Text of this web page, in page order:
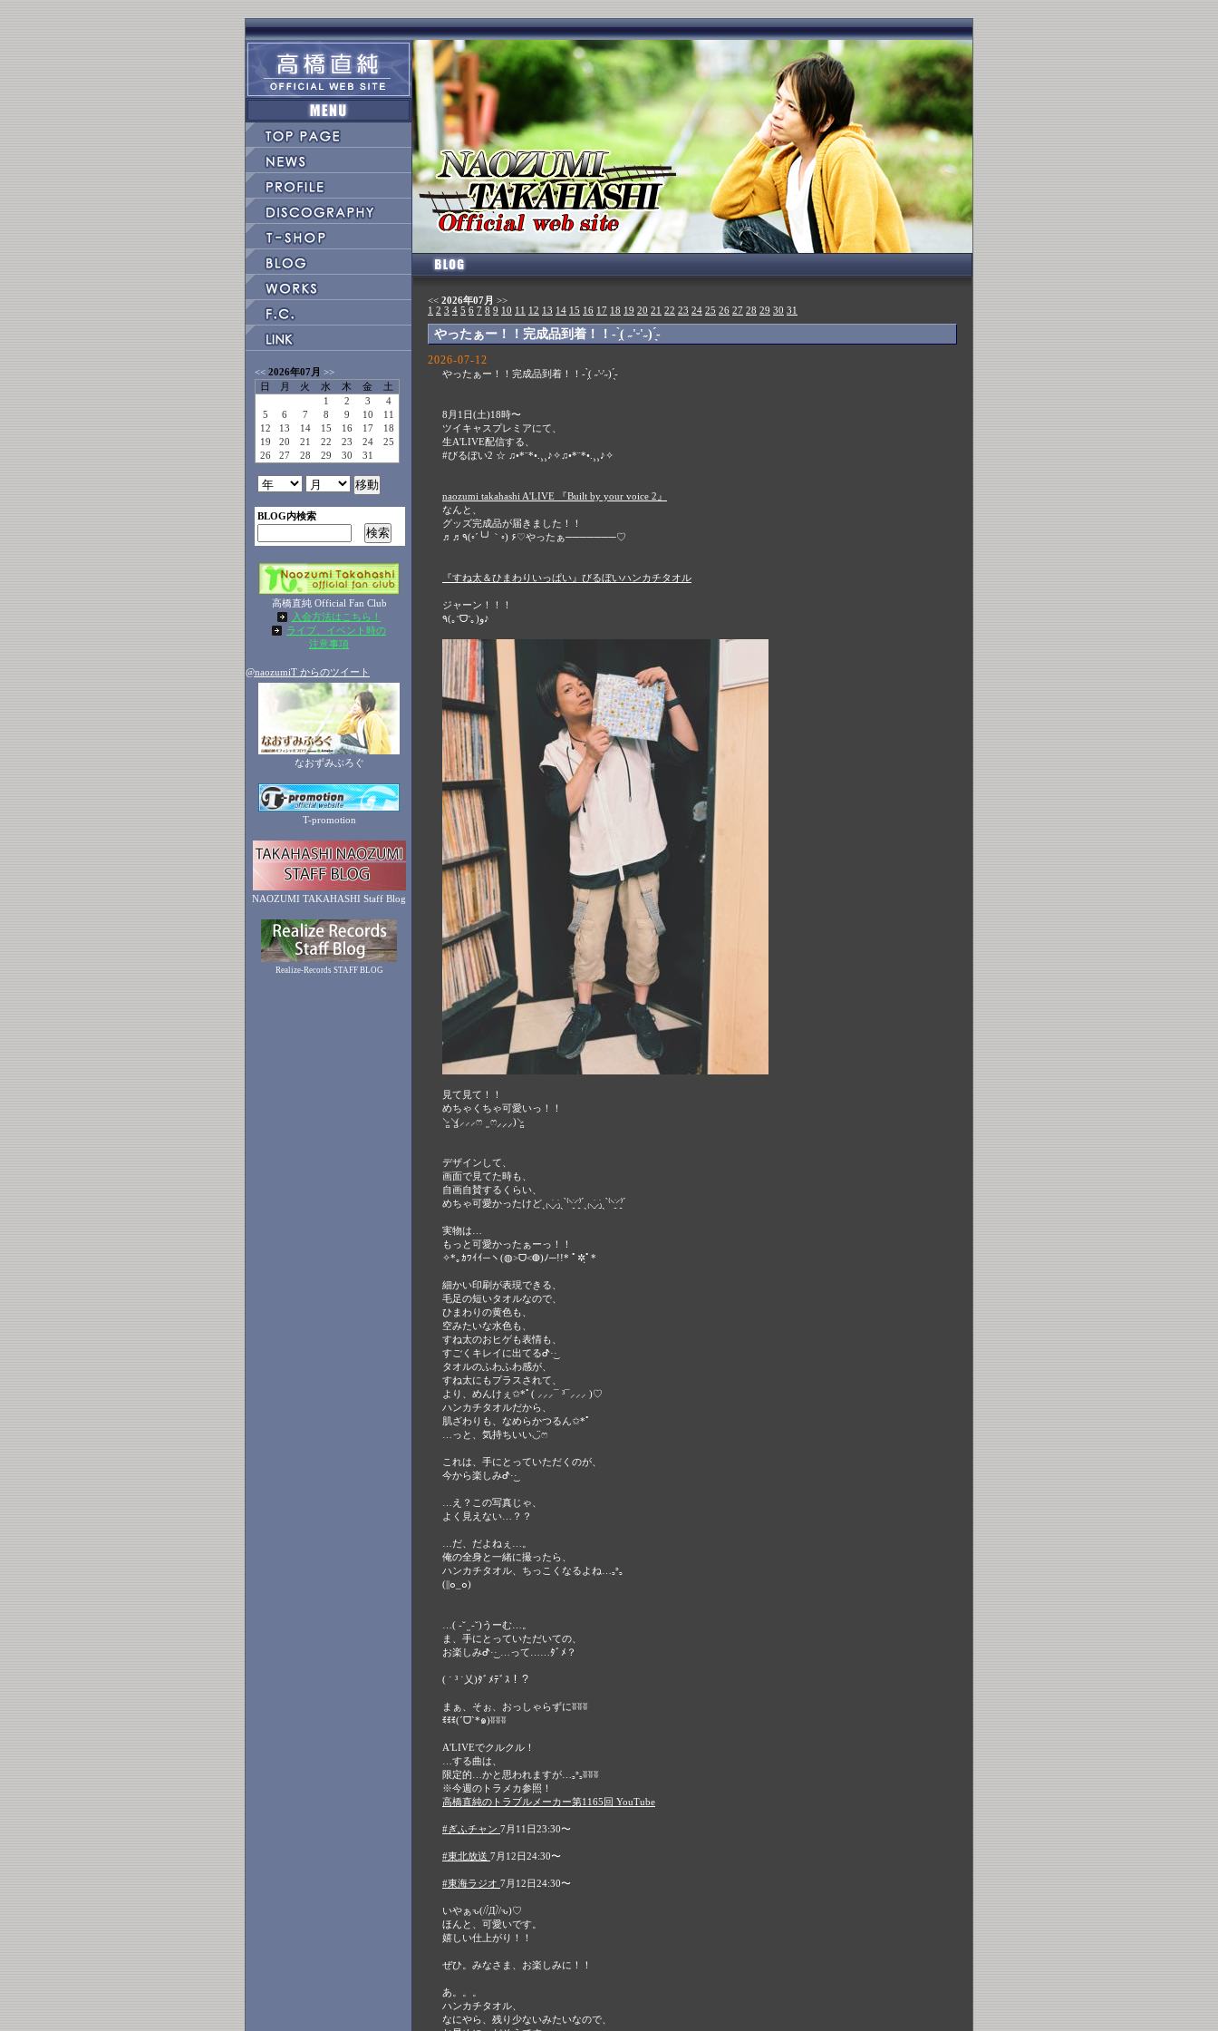
<< 2026年07月 >>
1 2 3 4 5 6 7 8 9 10 11 12 13 14 15 16 17 18 19 20 21 22 23 24 25 26 27 28 29 30 31
やったぁー！！完成品到着！！- ̗̀( ˶'ᵕ'˶) ̖́-
2026-07-12
やったぁー！！完成品到着！！- ̗̀( ˶'ᵕ'˶) ̖́-
8月1日(土)18時〜
ツイキャスプレミアにて、
生A'LIVE配信する、
#びるぼい2 ☆ ♫•*¨*•.¸¸♪✧♫•*¨*•.¸¸♪✧
naozumi takahashi A'LIVE 『Built by your voice 2』
なんと、
グッズ完成品が届きました！！
♬♬٩(◦´╰╯｀◦) ۶♡やったぁ───────♡
『すね太＆ひまわりいっぱい』びるぼいハンカチタオル
ジャーン！！！
٩(｡ᵔᗜᵔ｡)و♪
見て見て！！
めちゃくちゃ可愛いっ！！
⸌̷̻ ⸌̷̻(⸝⸝⸝ෆ ̫ ෆ⸝⸝⸝)⸌̷̻
デザインして、
画面で見てた時も、
自画自賛するくらい、
めちゃ可愛かったけどˏ₍⸜̠̇⸝̠̇₎ˎ ̀⁽⸌̠̇⸍̠̇⁾ ́ˏ₍⸜̠̇⸝̠̇₎ˎ ̀⁽⸌̠̇⸍̠̇⁾ ́
実物は…
もっと可愛かったぁーっ！！
✧*｡ｶﾜｲｲ─ヽ(◍˃ᗜ˂◍)ﾉ─!!* ﾟ✲ฺﾟ*
細かい印刷が表現できる、
毛足の短いタオルなので、
ひまわりの黄色も、
空みたいな水色も、
すね太のおヒゲも表情も、
すごくキレイに出てるᕷ·͜· ︎︎
タオルのふわふわ感が、
すね太にもプラスされて、
より、めんけぇ✩*ﾟ( ⸝⸝⸝¯ ³¯⸝⸝⸝ )♡
ハンカチタオルだから、
肌ざわりも、なめらかつるん✩*ﾟ
…っと、気持ちいい◡̈ෆ
これは、手にとっていただくのが、
今から楽しみᕷ·͜· ︎︎
…え？この写真じゃ、
よく見えない…？？
…だ、だよねぇ…。
俺の全身と一緒に撮ったら、
ハンカチタオル、ちっこくなるよね…꜆꜄꜆
(||๐_๐)
…( -˘ ̫ -˘)うーむ…。
ま、手にとっていただいての、
お楽しみᕷ·͜· ︎︎…って……ﾀﾞﾒ？
( ˙ ³ ˙乂)ﾀﾞﾒﾃﾞｽ！？
まぁ、そぉ、おっしゃらずにʬʬʬ
ꉂꉂꉂ(ˊᗜˋ*๑)ʬʬʬ
A'LIVEでクルクル！
…する曲は、
限定的…かと思われますが…꜆꜄꜆ʬʬʬ
※今週のトラメカ参照！
高橋直純のトラブルメーカー第1165回 YouTube
#ぎふチャン 7月11日23:30〜
#東北放送 7月12日24:30〜
#東海ラジオ 7月12日24:30〜
いやぁԅ(//́Д/̀/ԅ)♡
ほんと、可愛いです。
嬉しい仕上がり！！
ぜひ。みなさま、お楽しみに！！
あ。。。
ハンカチタオル、
なにやら、残り少ないみたいなので、
<< 2026年07月 >>
日
月 火 水 木 金
土
1
2 3
4
5
6 7 8 9 10
11
12
13 14 15 16 17
18
19
20 21 22 23 24
25
26
27 28 29 30 31
BLOG内検索
高橋直純 Official Fan Club
入会方法はこちら！
ライブ、イベント時の
注意事項
@naozumiT からのツイート
なおずみぶろぐ
T-promotion
NAOZUMI TAKAHASHI Staff Blog
Realize-Records STAFF BLOG